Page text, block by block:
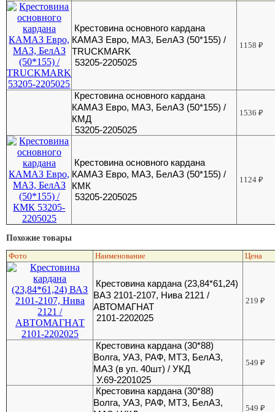
Крестовина основного кардана
КАМАЗ Евро, МАЗ, БелАЗ (50*155) /
TRUCKMARK
53205-2205025
1158₽
Крестовина основного кардана
КАМАЗ Евро, МАЗ, БелАЗ (50*155) /
КМД
53205-2205025
1536₽
Крестовина основного кардана
КАМАЗ Евро, МАЗ, БелАЗ (50*155) /
КМК
53205-2205025
1124₽
Похожие товары
Фото Наименование Цена
Крестовина кардана (23,84*61,24)
ВАЗ 2101-2107, Нива 2121 /
АВТОМАГНАТ
2101-2202025
219₽
Крестовина кардана (30*88)
Волга, УАЗ, РАФ, МТЗ, БелАЗ,
МАЗ (в уп. 40шт) / УКД
У.69-2201025
549₽
Крестовина кардана (30*88)
Волга, УАЗ, РАФ, МТЗ, БелАЗ,
549₽